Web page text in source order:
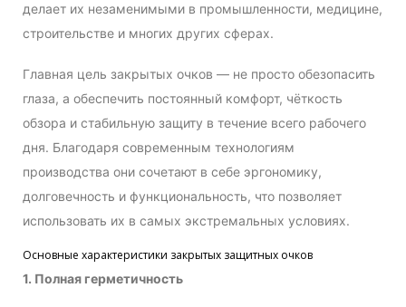
делает их незаменимыми в промышленности, медицине,
строительстве и многих других сферах.
Главная цель закрытых очков — не просто обезопасить
глаза, а обеспечить постоянный комфорт, чёткость
обзора и стабильную защиту в течение всего рабочего
дня. Благодаря современным технологиям
производства они сочетают в себе эргономику,
долговечность и функциональность, что позволяет
использовать их в самых экстремальных условиях.
Основные характеристики закрытых защитных очков
1. Полная герметичность